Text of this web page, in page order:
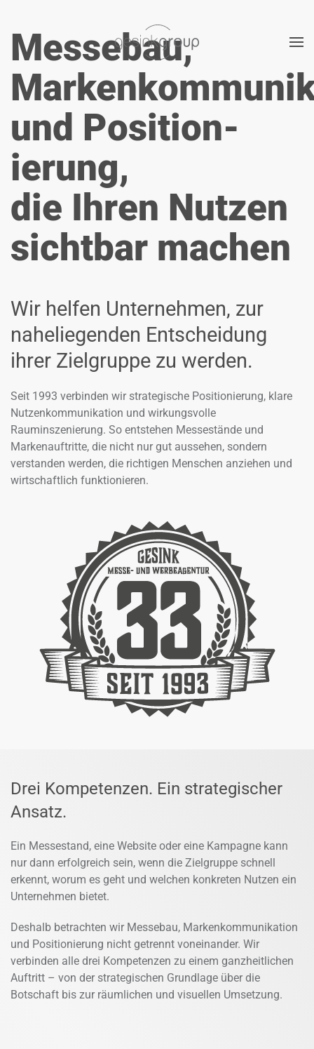
Zum Hauptinhalt springen
Messebau,
und Position­
ierung,
die Ihren Nutzen
sichtbar machen
Wir helfen Unternehmen, zur
naheliegenden Entscheidung
ihrer Zielgruppe zu werden.
Seit 1993 verbinden wir strategische Positionierung, klare
Nutzenkommunikation und wirkungsvolle
Rauminszenierung. So entstehen Messestände und
Markenauftritte, die nicht nur gut aussehen, sondern
verstanden werden, die richtigen Menschen anziehen und
wirtschaftlich funktionieren.
Drei Kompetenzen. Ein strategischer
Ansatz.
Ein Messestand, eine Website oder eine Kampagne kann
nur dann erfolgreich sein, wenn die Zielgruppe schnell
erkennt, worum es geht und welchen konkreten Nutzen ein
Unternehmen bietet.
Deshalb betrachten wir Messebau, Markenkommunikation
und Positionierung nicht getrennt voneinander. Wir
verbinden alle drei Kompetenzen zu einem ganzheitlichen
Auftritt – von der strategischen Grundlage über die
Botschaft bis zur räumlichen und visuellen Umsetzung.